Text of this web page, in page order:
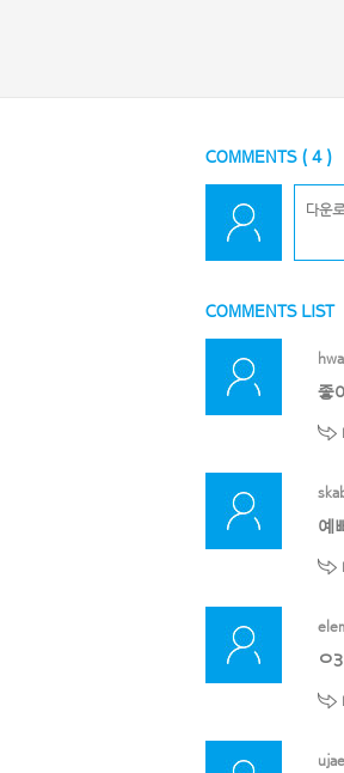
COMMENTS ( 4)
COMMENTS LIST
좋
예
ㅇ3